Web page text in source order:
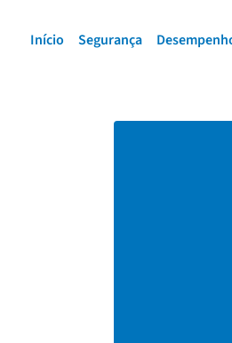
Início Segurança